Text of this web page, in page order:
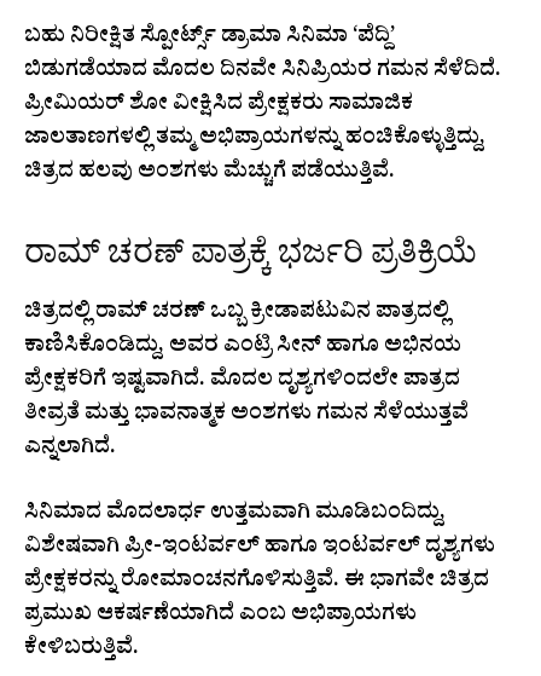
ಬಹು ನಿರೀಕ್ಷಿತ ಸ್ಪೋರ್ಟ್ಸ್ ಡ್ರಾಮಾ ಸಿನಿಮಾ ‘ಪೆದ್ದಿ’
ಬಿಡುಗಡೆಯಾದ ಮೊದಲ ದಿನವೇ ಸಿನಿಪ್ರಿಯರ ಗಮನ ಸೆಳೆದಿದೆ.
ಪ್ರೀಮಿಯರ್ ಶೋ ವೀಕ್ಷಿಸಿದ ಪ್ರೇಕ್ಷಕರು ಸಾಮಾಜಿಕ
ಜಾಲತಾಣಗಳಲ್ಲಿ ತಮ್ಮ ಅಭಿಪ್ರಾಯಗಳನ್ನು ಹಂಚಿಕೊಳ್ಳುತ್ತಿದ್ದು,
ಚಿತ್ರದ ಹಲವು ಅಂಶಗಳು ಮೆಚ್ಚುಗೆ ಪಡೆಯುತ್ತಿವೆ.
ರಾಮ್ ಚರಣ್ ಪಾತ್ರಕ್ಕೆ ಭರ್ಜರಿ ಪ್ರತಿಕ್ರಿಯೆ
ಚಿತ್ರದಲ್ಲಿ ರಾಮ್ ಚರಣ್ ಒಬ್ಬ ಕ್ರೀಡಾಪಟುವಿನ ಪಾತ್ರದಲ್ಲಿ
ಕಾಣಿಸಿಕೊಂಡಿದ್ದು, ಅವರ ಎಂಟ್ರಿ ಸೀನ್ ಹಾಗೂ ಅಭಿನಯ
ಪ್ರೇಕ್ಷಕರಿಗೆ ಇಷ್ಟವಾಗಿದೆ. ಮೊದಲ ದೃಶ್ಯಗಳಿಂದಲೇ ಪಾತ್ರದ
ತೀವ್ರತೆ ಮತ್ತು ಭಾವನಾತ್ಮಕ ಅಂಶಗಳು ಗಮನ ಸೆಳೆಯುತ್ತವೆ
ಎನ್ನಲಾಗಿದೆ.
ಸಿನಿಮಾದ ಮೊದಲಾರ್ಧ ಉತ್ತಮವಾಗಿ ಮೂಡಿಬಂದಿದ್ದು,
ವಿಶೇಷವಾಗಿ ಪ್ರೀ-ಇಂಟರ್ವಲ್ ಹಾಗೂ ಇಂಟರ್ವಲ್ ದೃಶ್ಯಗಳು
ಪ್ರೇಕ್ಷಕರನ್ನು ರೋಮಾಂಚನಗೊಳಿಸುತ್ತಿವೆ. ಈ ಭಾಗವೇ ಚಿತ್ರದ
ಪ್ರಮುಖ ಆಕರ್ಷಣೆಯಾಗಿದೆ ಎಂಬ ಅಭಿಪ್ರಾಯಗಳು
ಕೇಳಿಬರುತ್ತಿವೆ.